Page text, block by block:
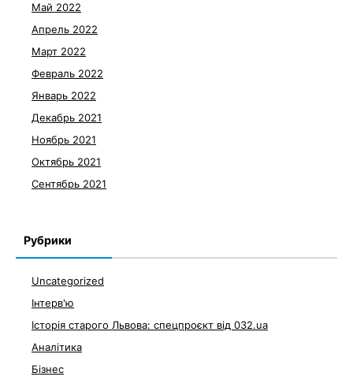
Май 2022
Апрель 2022
Март 2022
Февраль 2022
Январь 2022
Декабрь 2021
Ноябрь 2021
Октябрь 2021
Сентябрь 2021
Рубрики
Uncategorized
Інтерв'ю
Історія старого Львова: спецпроєкт від 032.ua
Аналітика
Бізнес